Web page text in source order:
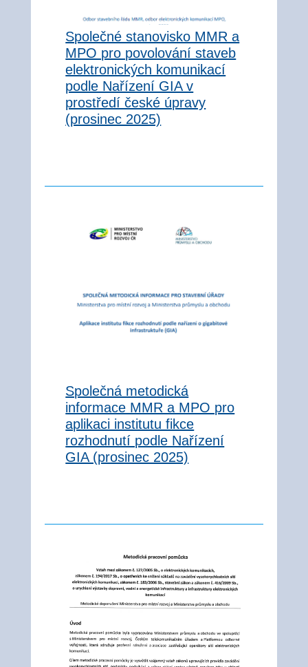
Společné stanovisko MMR a
MPO pro povolování staveb
elektronických komunikací
podle Nařízení GIA v
prostředí české úpravy
(prosinec 2025)
Společná metodická
informace MMR a MPO pro
aplikaci institutu fikce
rozhodnutí podle Nařízení
GIA (prosinec 2025)